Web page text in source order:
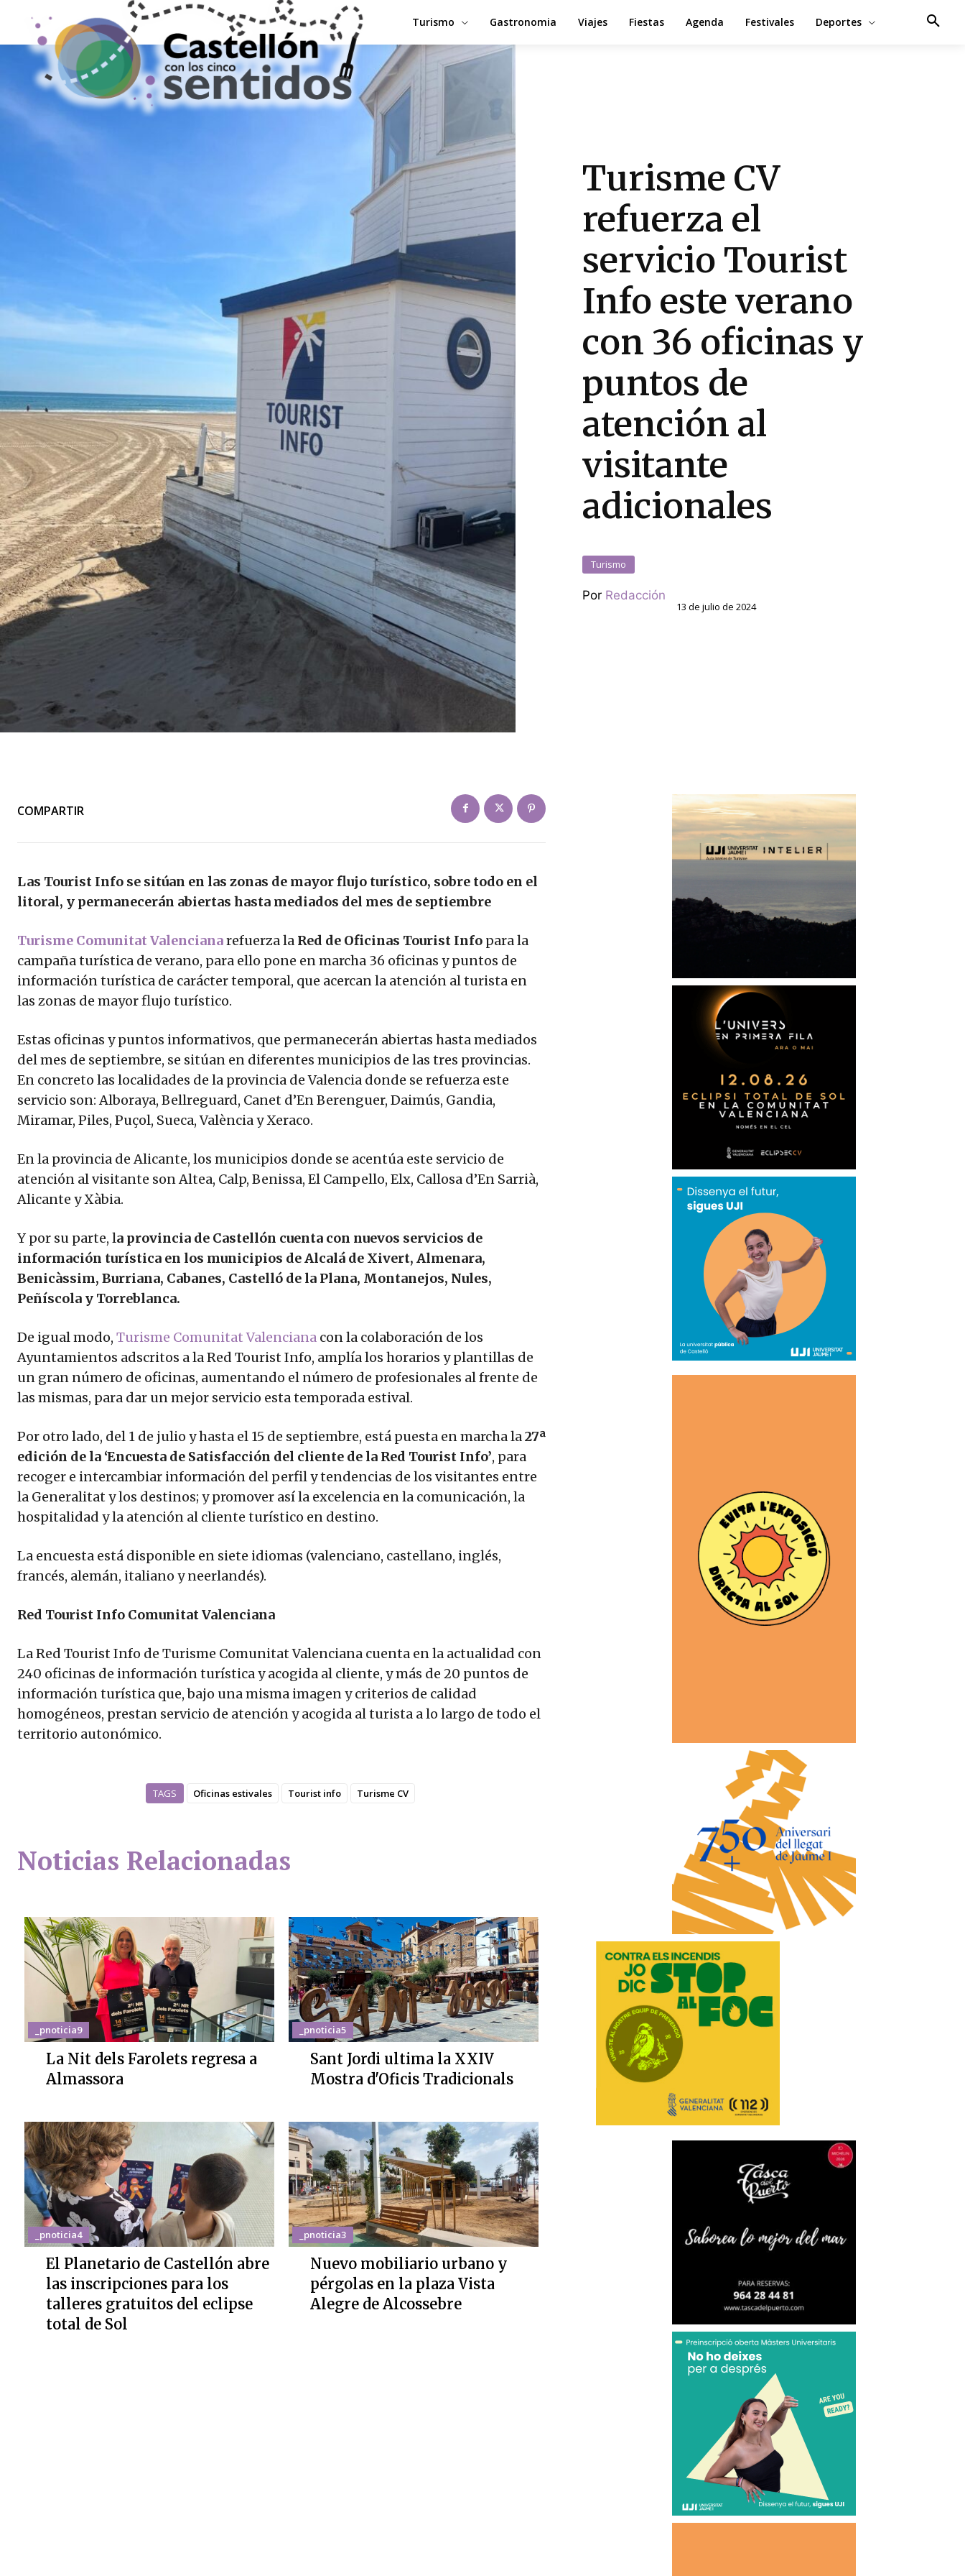
Turismo Gastronomia Viajes Fiestas Agenda Festivales Deportes
Turisme CV
refuerza el
servicio Tourist
Info este verano
con 36 oficinas y
puntos de
atención al
visitante
adicionales
Turismo
Por Redacción
13 de julio de 2024
COMPARTIR
Las Tourist Info se sitúan en las zonas de mayor flujo turístico, sobre todo en el
litoral, y permanecerán abiertas hasta mediados del mes de septiembre
Turisme Comunitat Valencianarefuerza la Red de Oficinas Tourist Info para la
campaña turística de verano, para ello pone en marcha 36 oficinas y puntos de
información turística de carácter temporal, que acercan la atención al turista en
las zonas de mayor flujo turístico.
Estas oficinas y puntos informativos, que permanecerán abiertas hasta mediados
del mes de septiembre, se sitúan en diferentes municipios de las tres provincias.
En concreto las localidades de la provincia de Valencia donde se refuerza este
servicio son: Alboraya, Bellreguard, Canet d’En Berenguer, Daimús, Gandia,
Miramar, Piles, Puçol, Sueca, València y Xeraco.
En la provincia de Alicante, los municipios donde se acentúa este servicio de
atención al visitante son Altea, Calp, Benissa, El Campello, Elx, Callosa d’En Sarrià,
Alicante y Xàbia.
Y por su parte, la provincia de Castellón cuenta con nuevos servicios de
información turística en los municipios de Alcalá de Xivert, Almenara,
Benicàssim, Burriana, Cabanes, Castelló de la Plana, Montanejos, Nules,
Peñíscola y Torreblanca.
De igual modo, Turisme Comunitat Valenciana con la colaboración de los
Ayuntamientos adscritos a la Red Tourist Info, amplía los horarios y plantillas de
un gran número de oficinas, aumentando el número de profesionales al frente de
las mismas, para dar un mejor servicio esta temporada estival.
Por otro lado, del 1 de julio y hasta el 15 de septiembre, está puesta en marcha la27ª
edición de la ‘Encuesta de Satisfacción del cliente de la Red Tourist Info’, para
recoger e intercambiar información del perfil y tendencias de los visitantes entre
la Generalitat y los destinos; y promover así la excelencia en la comunicación, la
hospitalidad y la atención al cliente turístico en destino.
La encuesta está disponible en siete idiomas (valenciano, castellano, inglés,
francés, alemán, italiano y neerlandés).
Red Tourist Info Comunitat Valenciana
La Red Tourist Info de Turisme Comunitat Valenciana cuenta en la actualidad con
240 oficinas de información turística y acogida al cliente, y más de 20 puntos de
información turística que, bajo una misma imagen y criterios de calidad
homogéneos, prestan servicio de atención y acogida al turista a lo largo de todo el
territorio autonómico.
TAGS Oficinas estivales Tourist info Turisme CV
Noticias Relacionadas
_pnoticia9
La Nit dels Farolets regresa a
Almassora
_pnoticia5
Sant Jordi ultima la XXIV
Mostra d'Oficis Tradicionals
_pnoticia4
El Planetario de Castellón abre
las inscripciones para los
talleres gratuitos del eclipse
total de Sol
_pnoticia3
Nuevo mobiliario urbano y
pérgolas en la plaza Vista
Alegre de Alcossebre